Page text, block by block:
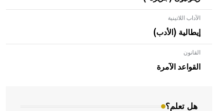
الآداب اللاتينية
إيطالية (الأدب)
القانون
القواعد الآمرة
هل تعلم؟
- هل تعلم أن الأبلق نوع من الفنون الهندسية التي ارتبطت
بالعمارة الإسلامية في بلاد الشام ومصر خاصة، حيث يحرص
المعمار على بناء مداميكه وخاصة في الواجهات